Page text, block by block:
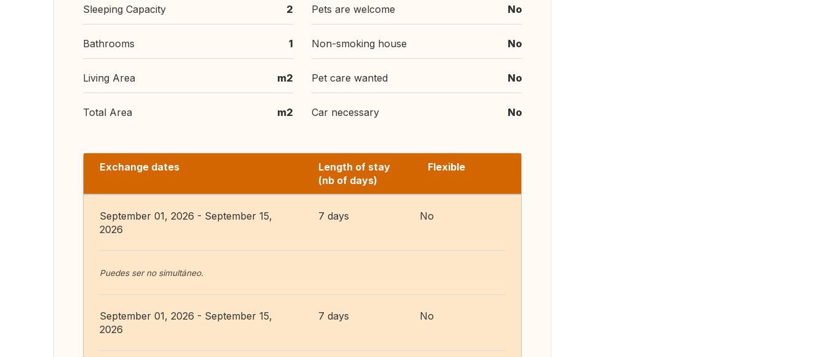
Sleeping Capacity 2
Bathrooms 1
Living Area m2
Total Area m2
Pets are welcome No
Non-smoking house No
Pet care wanted No
Car necessary No
Exchange dates
Length of stay
(nb of days)
Flexible
September 01, 2026 - September 15,
2026
7 days No
Puedes ser no simultáneo.
September 01, 2026 - September 15,
2026
7 days No